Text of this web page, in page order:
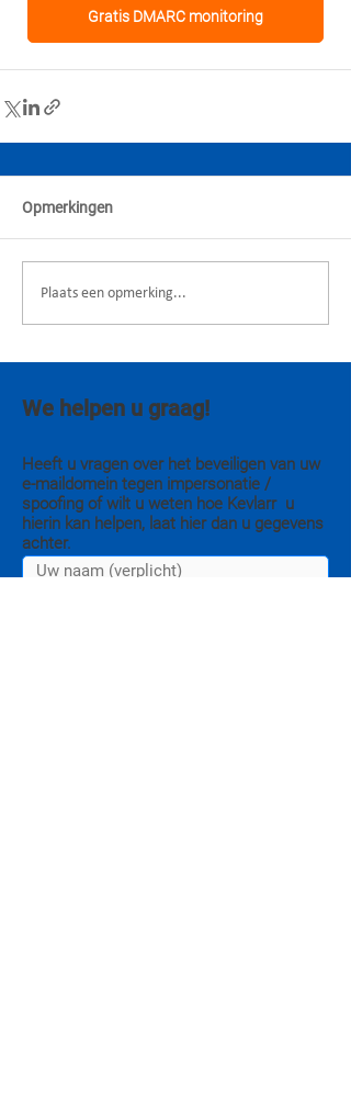
Gratis DMARC monitoring
Opmerkingen
Plaats een opmerking...
We helpen u graag!
Heeft u vragen over het beveiligen van uw
e-maildomein tegen impersonatie /
spoofing of wilt u weten hoe Kevlarr u
hierin kan helpen, laat hier dan u gegevens
achter.